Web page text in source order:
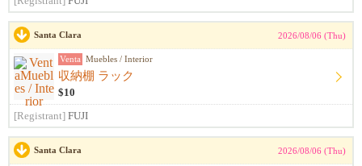
Santa Clara 2026/08/06 (Thu)
Venta Muebles / Interior
収納棚 ラック
$10
[Registrant] FUJI
Santa Clara 2026/08/06 (Thu)